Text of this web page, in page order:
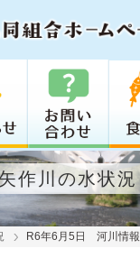
作川の水状況
R6年6月5日 河川情報